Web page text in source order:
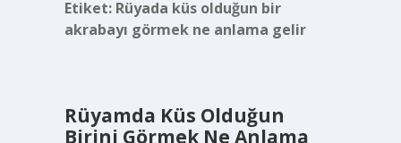
Etiket: Rüyada küs olduğun bir
akrabayı görmek ne anlama gelir
Rüyamda Küs Olduğun
Birini Görmek Ne Anlama